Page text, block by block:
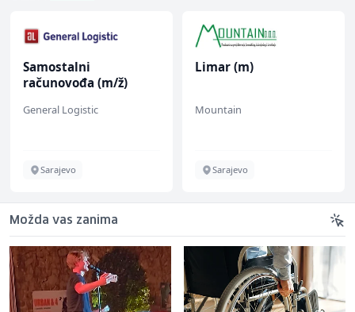
Samostalni
računovođa (m/ž)
General Logistic
Sarajevo
Limar (m)
Mountain
Sarajevo
Možda vas zanima